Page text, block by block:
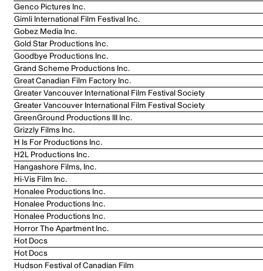
Genco Pictures Inc.
Gimli International Film Festival Inc.
Gobez Media Inc.
Gold Star Productions Inc.
Goodbye Productions Inc.
Grand Scheme Productions Inc.
Great Canadian Film Factory Inc.
Greater Vancouver International Film Festival Society
Greater Vancouver International Film Festival Society
GreenGround Productions III Inc.
Grizzly Films Inc.
H Is For Productions Inc.
H2L Productions Inc.
Hangashore Films, Inc.
Hi-Vis Film Inc.
Honalee Productions Inc.
Honalee Productions Inc.
Honalee Productions Inc.
Horror The Apartment Inc.
Hot Docs
Hot Docs
Hudson Festival of Canadian Film